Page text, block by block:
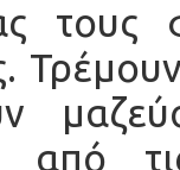
από